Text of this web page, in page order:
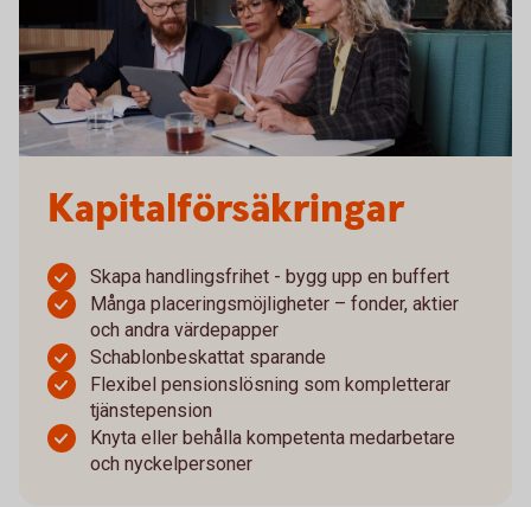
Kapitalförsäkringar
Skapa handlingsfrihet - bygg upp en buffert
Många placeringsmöjligheter – fonder, aktier
och andra värdepapper
Schablonbeskattat sparande
Flexibel pensionslösning som kompletterar
tjänstepension
Knyta eller behålla kompetenta medarbetare
och nyckelpersoner